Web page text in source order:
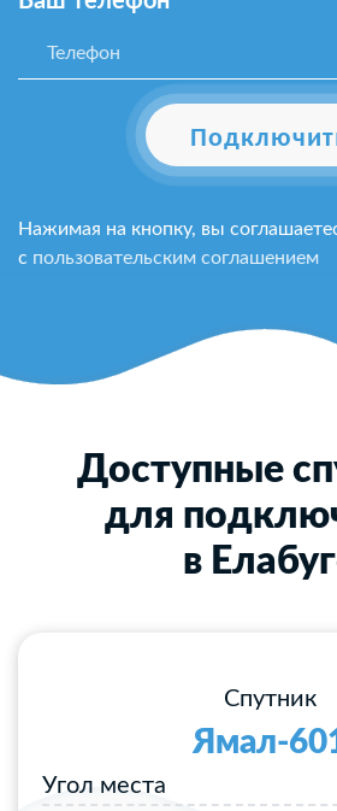
Нажимая на кнопку, вы
с пользовательским соглашением
Доступные
для
в
Спутник
Ямал-
Угол места